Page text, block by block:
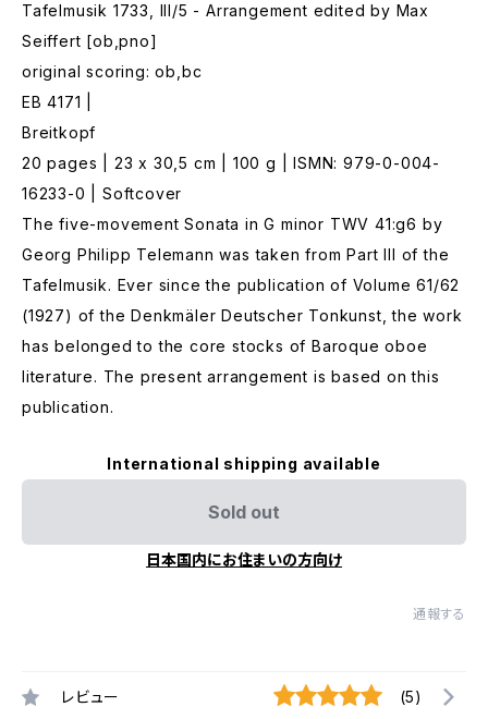
Tafelmusik 1733, III/5 - Arrangement edited by Max
Seiffert [ob,pno]
original scoring: ob,bc
EB 4171 |
Breitkopf
20 pages | 23 x 30,5 cm | 100 g | ISMN: 979-0-004-
16233-0 | Softcover
The five-movement Sonata in G minor TWV 41:g6 by
Georg Philipp Telemann was taken from Part III of the
Tafelmusik. Ever since the publication of Volume 61/62
(1927) of the Denkmäler Deutscher Tonkunst, the work
has belonged to the core stocks of Baroque oboe
literature. The present arrangement is based on this
publication.
International shipping available
Sold out
日本国内にお住まいの方向け
通報する
レビュー (5)